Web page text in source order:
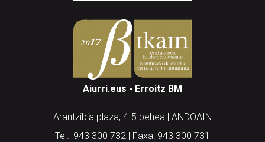
Aiurri.eus - Erroitz BM
Arantzibia plaza, 4-5 behea | ANDOAIN
Tel.: 943 300 732 | Faxa: 943 300 731